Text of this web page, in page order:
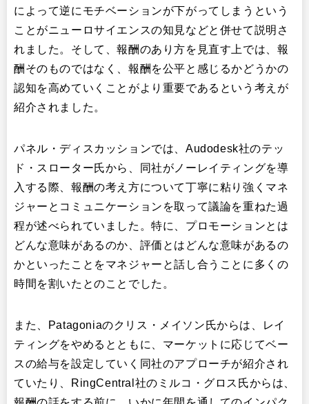
によって逆にモチベーションが下がってしまうという
ことがニューロサイエンスの知見などと併せて説明さ
れました。そして、報酬のあり方を見直す上では、報
酬そのものではなく、報酬を公平と感じるかどうかの
認知を高めていくことがより重要であるという考えが
紹介されました。
パネル・ディスカッションでは、Audodesk社のテッ
ド・スローター氏から、同社がノーレイティングを導
入する際、報酬の考え方について丁寧に粘り強くマネ
ジャーとコミュニケーションを取って議論を重ねた過
程が述べられていました。特に、プロモーションとは
どんな意味があるのか、評価とはどんな意味があるの
かといったことをマネジャーと話し合うことに多くの
時間を割いたとのことでした。
また、Patagoniaのクリス・メイソン氏からは、レイ
ティングをやめるとともに、マーケットに応じてベー
スの給与を設定していく同社のアプローチが紹介され
ていたり、RingCentral社のミルコ・グロス氏からは、